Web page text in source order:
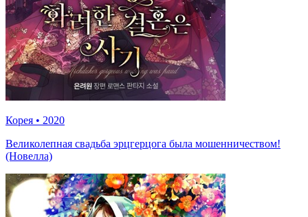
Корея • 2020
Великолепная свадьба эрцгерцога была мошенничеством!
(Новелла)